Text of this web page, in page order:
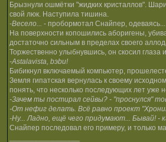
Брызнули ошмётки "жидких кристаллов".
свой люк. Наступила тишина.
-Весело... - пробормотал Снайпер,
На поверхности копошились аборигены,
достаточно сильным в пределах своего
Торжественно улыбнувшись, он скосил глаза
-Astalavista, bэbи!
Бибикнул включаемый компьютер,
Земля гипатская вернулась к своему
понять, что несколько последующих лет
-Зачем ты постирал сейвы? - "проснулся"
-От нефиг делать. Всё равно проект
-Ну... Ладно, ещё чего придумают... Бывай! -
Снайпер последовал его примеру, и только